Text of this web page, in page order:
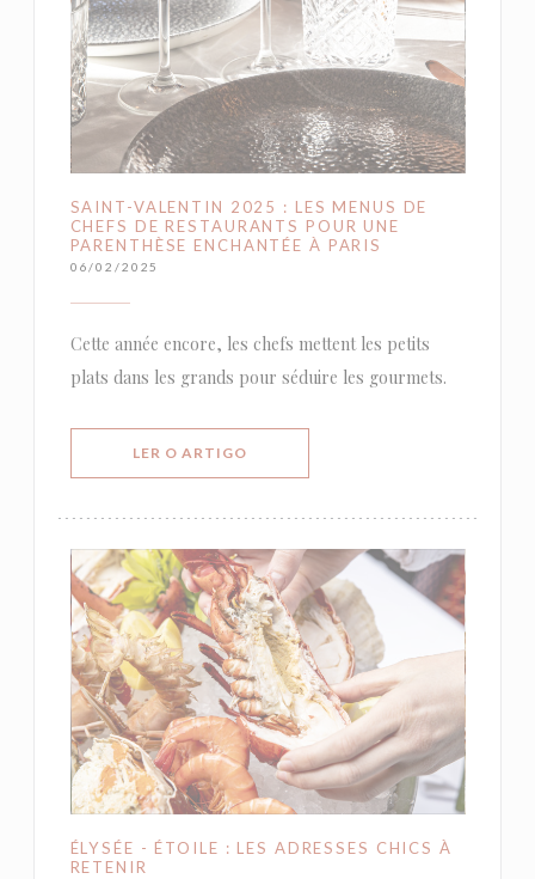
SAINT-VALENTIN 2025 : LES MENUS DE
CHEFS DE RESTAURANTS POUR UNE
PARENTHÈSE ENCHANTÉE À PARIS
06/02/2025
Cette année encore, les chefs mettent les petits
plats dans les grands pour séduire les gourmets.
LER O ARTIGO((ABRE NUMA NOVA JANELA))
ÉLYSÉE - ÉTOILE : LES ADRESSES CHICS À
RETENIR